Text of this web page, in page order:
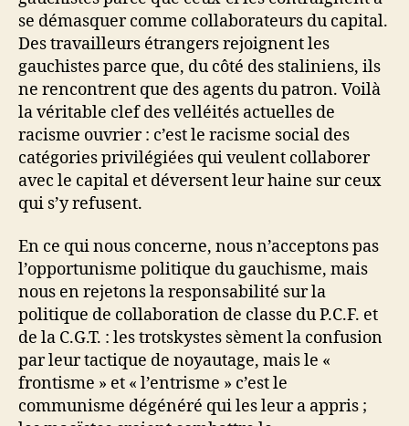
se démasquer comme collaborateurs du capital.
Des travailleurs étrangers rejoignent les
gauchistes parce que, du côté des staliniens, ils
ne rencontrent que des agents du patron. Voilà
la véritable clef des velléités actuelles de
racisme ouvrier : c’est le racisme social des
catégories privilégiées qui veulent collaborer
avec le capital et déversent leur haine sur ceux
qui s’y refusent.
En ce qui nous concerne, nous n’acceptons pas
l’opportunisme politique du gauchisme, mais
nous en rejetons la responsabilité sur la
politique de collaboration de classe du P.C.F. et
de la C.G.T. : les trotskystes sèment la confusion
par leur tactique de noyautage, mais le «
frontisme » et « l’entrisme » c’est le
communisme dégénéré qui les leur a appris ;